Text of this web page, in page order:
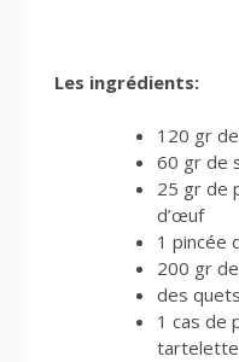
Les ingrédients:
120 gr
60 gr de
25 gr de
d’œuf
1 pincée
200 gr
des
1 cas de